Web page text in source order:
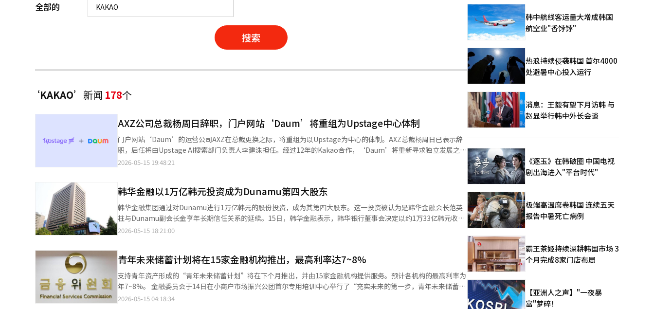
全部的
搜索
‘KAKAO’ 新闻 178个
AXZ公司总裁杨周日辞职，门户网站‘Daum’将重组为Upstage中心体制
门户网站‘Daum’的运营公司AXZ在总裁更换之际，将重组为以Upstage为中心的体制。AXZ总裁杨周日已表示辞
职，后任将由Upstage AI搜索部门负责人李建洙担任。经过12年的Kakao合作，‘Daum’将重新寻求独立发展之
路。 15日，信息技术（IT）行业消息称，杨总裁于前一天通过AXZ员工的开放聊天群直接表达了辞职意向。他计划在
Glace全球地方CIC的负责人。随后，他担任Connectwave总裁，并于今年加入Upstage担任AI搜索部门负责人。 此
次总裁更换与Upstage对AXZ的收购工作密切相关。Kakao与Upstage于今年1月签署了股权交换谅解备忘录
（MOU），Kakao将其持有的AXZ全部股份转让给Upstage，并获得Upstage的股份。经过约四个月的尽职调查，双
方于本月7日最终签署了收购协议。 此次Upstage体制的转变是‘Daum’在过去十多年变化过程中的延续。
‘Daum’于2014年与Kakao合并，以应对移动时代的挑战。当时，‘Daum’在搜索、新闻、社区、邮件等方面具
PC门户向移动平台转移的趋势。 然而，合并后重心迅速向Kakao倾斜。Kakao扩展了其在出行、金融、商业、内容
和游戏等平台业务的布局，而‘Daum’逐渐被挤出集团的核心增长轨道。在搜索市场上，Naver和Google的双强格
局逐渐巩固，‘Daum’的影响力也随之减弱。 Kakao于2023年将‘Daum’业务部门分离为CIC，并随后独立为
AXZ，正是这一趋势的延续。Kakao选择将门户业务分离为独立组织，以提高效率并寻求新的增长潜力。此次向
Upstage的股权转让被视为收购的实质性结束阶段。 对Upstage而言，‘Daum’所拥有的搜索、新闻和内容资产极
2026-05-15 19:48:21
韩华金融以1万亿韩元投资成为Dunamu第四大股东
韩华金融集团通过对Dunamu进行1万亿韩元的股份投资，成为其第四大股东。这一投资被认为是韩华金融会长范英
柱与Dunamu副会长金亨年长期信任关系的延续。15日，韩华金融表示，韩华银行董事会决定以约1万33亿韩元收购
Kakao投资所持Dunamu的228万4000股股份。通过此次交易，韩华银行将持有Dunamu 6.55%的股份，成为第四大
原第三大股东Kakao投资的持股比例下降，失去了主要股东地位。两家公司此前已在利用区块链技术进行海外汇款服
务的技术验证（PoC）方面展开合作。此次股份收购预计不仅能增强与Dunamu的合作，还能与即将进行股份交换的
Naver Financial产生协同效应。范会长表示：“此次股份投资是加速数字资产基础金融创新的战略决策，我们将与
Dunamu共同积极推动K-区块链生态系统的建设，集中集团所有力量，助力国内数字资产产业迈向全球领先水
平。”※ 本报道经人工智能（AI）系统翻译与编辑。
2026-05-15 18:21:00
青年未来储蓄计划将在15家金融机构推出，最高利率达7~8%
支持青年资产形成的“青年未来储蓄计划”将在下个月推出，并由15家金融机构提供服务。预计各机构的最高利率为
年7~8%。 金融委员会于14日在小商户市场振兴公团首尔专用培训中心举行了“充实未来的第一步，青年未来储蓄计
划开箱对话会”，公开了青年未来储蓄计划的承办机构及利率水平。青年未来储蓄计划是一种政策金融产品，旨在帮
2026-05-15 04:18:34
韩中航线客运量大增成韩国
航空业"香饽饽"
热浪持续侵袭韩国 首尔4000
处避暑中心投入运行
消息：王毅有望下月访韩 与
赵显举行韩中外长会谈
《逐玉》在韩破圈 中国电视
剧出海进入"平台时代"
极端高温席卷韩国 连续五天
报告中暑死亡病例
霸王茶姬持续深耕韩国市场 3
个月完成8家门店布局
【亚洲人之声】"一夜暴
富"梦碎！